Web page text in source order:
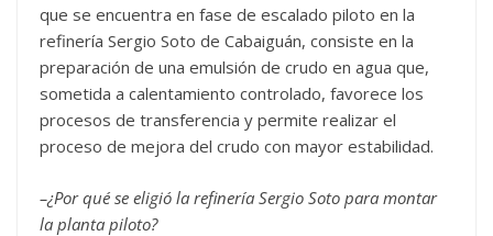
que se encuentra en fase de escalado piloto en la
refinería Sergio Soto de Cabaiguán, consiste en la
preparación de una emulsión de crudo en agua que,
sometida a calentamiento controlado, favorece los
procesos de transferencia y permite realizar el
proceso de mejora del crudo con mayor estabilidad.
–¿Por qué se eligió la refinería Sergio Soto para montar
la planta piloto?